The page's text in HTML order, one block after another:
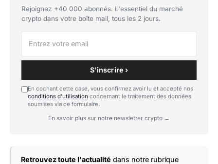
Rejoignez +40 000 abonnés. L'essentiel du marché
crypto dans votre boîte mail, tous les 2 jours.
S'inscrire ›
En cochant cette case, vous confirmez avoir lu et accepté nos
conditions d'utilisation concernant le traitement des données
soumises via ce formulaire.
En savoir plus sur notre newsletter crypto →
Retrouvez toute l'actualité dans notre rubrique